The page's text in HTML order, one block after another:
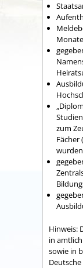
zum
Hinweis:
in
sowie in